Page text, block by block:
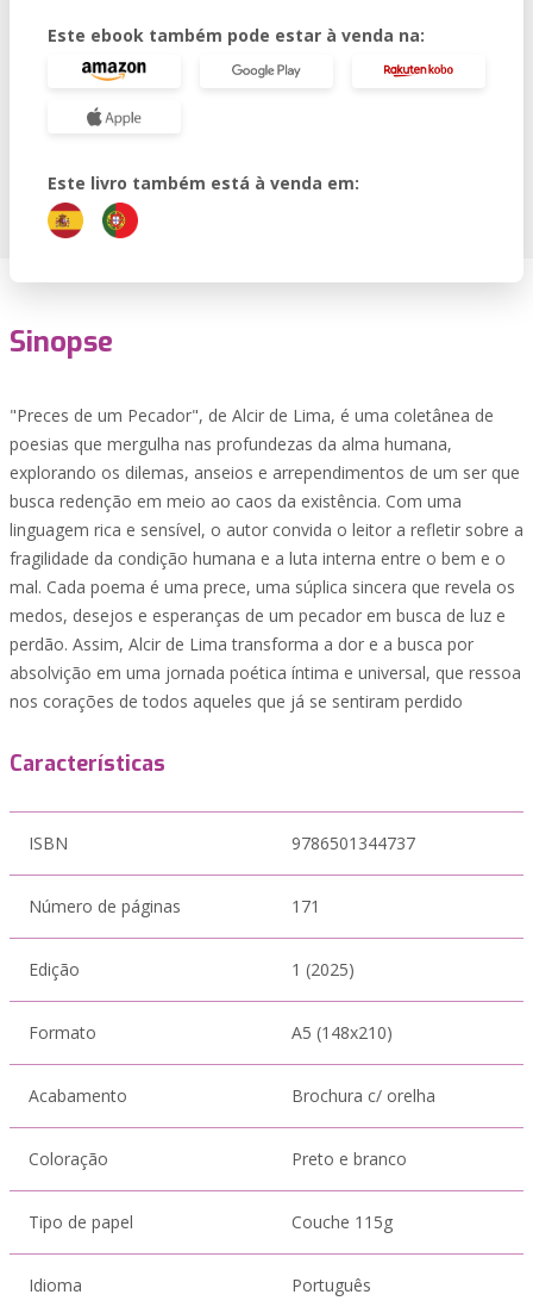
Este ebook também pode estar à venda na:
Este livro também está à venda em:
Sinopse
"Preces de um Pecador", de Alcir de Lima, é uma coletânea de
poesias que mergulha nas profundezas da alma humana,
explorando os dilemas, anseios e arrependimentos de um ser que
busca redenção em meio ao caos da existência. Com uma
linguagem rica e sensível, o autor convida o leitor a refletir sobre a
fragilidade da condição humana e a luta interna entre o bem e o
mal. Cada poema é uma prece, uma súplica sincera que revela os
medos, desejos e esperanças de um pecador em busca de luz e
perdão. Assim, Alcir de Lima transforma a dor e a busca por
absolvição em uma jornada poética íntima e universal, que ressoa
nos corações de todos aqueles que já se sentiram perdido
Características
ISBN 9786501344737
Número de páginas 171
Edição 1 (2025)
Formato A5 (148x210)
Acabamento Brochura c/ orelha
Coloração Preto e branco
Tipo de papel Couche 115g
Idioma Português